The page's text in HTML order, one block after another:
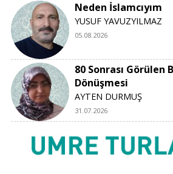
Neden İslamcıyım
YUSUF YAVUZYILMAZ
05.08.2026
80 Sonrası Görülen
Dönüşmesi
AYTEN DURMUŞ
31.07.2026